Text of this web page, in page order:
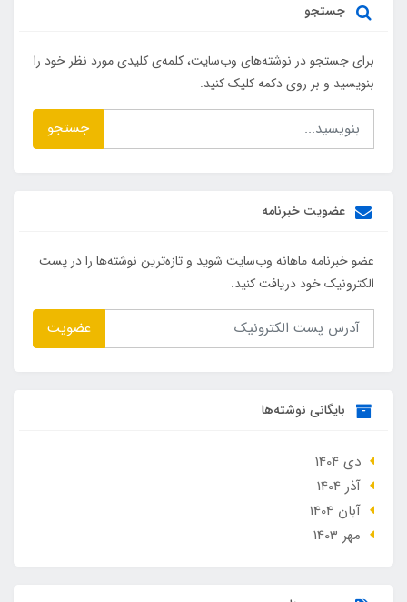
جستجو
برای جستجو در نوشته‌های وب‌سایت، کلمه‌ی کلیدی مورد نظر خود را
بنویسید و بر روی دکمه کلیک کنید.
جستجو
عضویت خبرنامه
عضو خبرنامه ماهانه وب‌سایت شوید و تازه‌ترین نوشته‌ها را در پست
الکترونیک خود دریافت کنید.
عضویت
بایگانی نوشته‌ها
دی 1404
آذر 1404
آبان 1404
مهر 1403